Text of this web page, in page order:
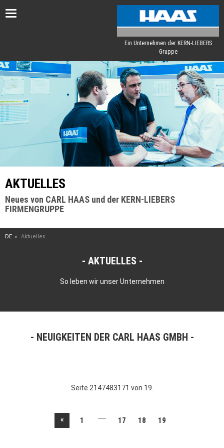
Toggle
Ein Unternehmen der KERN-LIEBERS
Gruppe
AKTUELLES
Neues von CARL HAAS und der KERN-LIEBERS
FIRMENGRUPPE
DE Aktuelles
AKTUELLES
So leben wir unser Unternehmen
NEUIGKEITEN DER CARL HAAS GMBH
Seite 2147483171 von 19.
« 1 .... 17 18 19